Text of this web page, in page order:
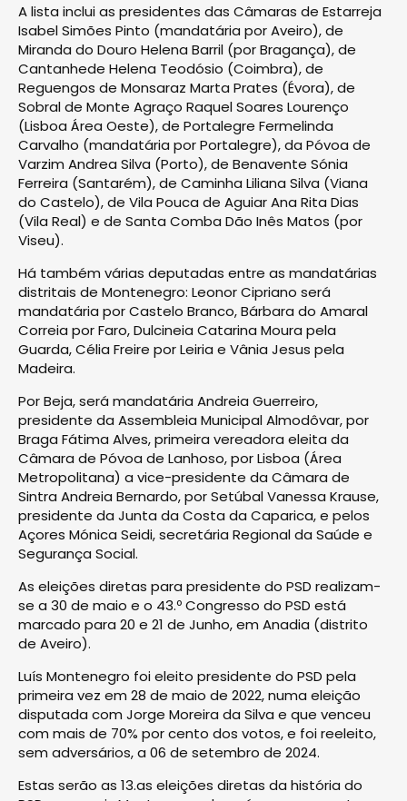
A lista inclui as presidentes das Câmaras de Estarreja
Isabel Simões Pinto (mandatária por Aveiro), de
Miranda do Douro Helena Barril (por Bragança), de
Cantanhede Helena Teodósio (Coimbra), de
Reguengos de Monsaraz Marta Prates (Évora), de
Sobral de Monte Agraço Raquel Soares Lourenço
(Lisboa Área Oeste), de Portalegre Fermelinda
Carvalho (mandatária por Portalegre), da Póvoa de
Varzim Andrea Silva (Porto), de Benavente Sónia
Ferreira (Santarém), de Caminha Liliana Silva (Viana
do Castelo), de Vila Pouca de Aguiar Ana Rita Dias
(Vila Real) e de Santa Comba Dão Inês Matos (por
Viseu).
Há também várias deputadas entre as mandatárias
distritais de Montenegro: Leonor Cipriano será
mandatária por Castelo Branco, Bárbara do Amaral
Correia por Faro, Dulcineia Catarina Moura pela
Guarda, Célia Freire por Leiria e Vânia Jesus pela
Madeira.
Por Beja, será mandatária Andreia Guerreiro,
presidente da Assembleia Municipal Almodôvar, por
Braga Fátima Alves, primeira vereadora eleita da
Câmara de Póvoa de Lanhoso, por Lisboa (Área
Metropolitana) a vice-presidente da Câmara de
Sintra Andreia Bernardo, por Setúbal Vanessa Krause,
presidente da Junta da Costa da Caparica, e pelos
Açores Mónica Seidi, secretária Regional da Saúde e
Segurança Social.
As eleições diretas para presidente do PSD realizam-
se a 30 de maio e o 43.º Congresso do PSD está
marcado para 20 e 21 de Junho, em Anadia (distrito
de Aveiro).
Luís Montenegro foi eleito presidente do PSD pela
primeira vez em 28 de maio de 2022, numa eleição
disputada com Jorge Moreira da Silva e que venceu
com mais de 70% por cento dos votos, e foi reeleito,
sem adversários, a 06 de setembro de 2024.
Estas serão as 13.as eleições diretas da história do